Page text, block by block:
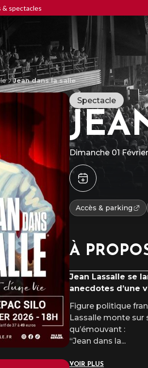
& spectacles
Jean dans la salle
Spectacle
Dimanche 01
Accès & parking
À
Jean Lassalle se
anecdotes d’une
Figure politique
Lassalle monte sur
qu’émouvant :
“Jean dans la...
VOIR PLUS